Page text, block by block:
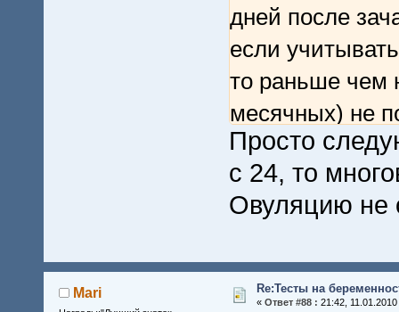
дней после
если
то раньше чем
месячных) не
а может и не
лучше жадть
Просто
с 24, то
Овуляцию не
Mari Re:Тесты на
« Ответ #88 : 21:42, 11.01.2010